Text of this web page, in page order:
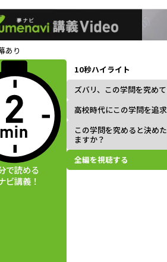
l
a
y
あり
で読める
ビ講義！
視聴前に
ビ講義を
みよう
10秒ハイライト
ズバリ、この学問を究め
高校時代にこの学問を追
この学問を究めると決め
ますか？
全編を視聴する